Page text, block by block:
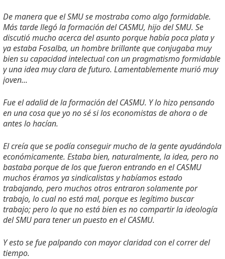
De manera que el SMU se mostraba como algo formidable.
Más tarde llegó la formación del CASMU, hijo del SMU. Se
discutió mucho acerca del asunto porque había poca plata y
ya estaba Fosalba, un hombre brillante que conjugaba muy
bien su capacidad intelectual con un pragmatismo formidable
y una idea muy clara de futuro. Lamentablemente murió muy
joven...
Fue el adalid de la formación del CASMU. Y lo hizo pensando
en una cosa que yo no sé si los economistas de ahora o de
antes lo hacían.
El creía que se podía conseguir mucho de la gente ayudándola
económicamente. Estaba bien, naturalmente, la idea, pero no
bastaba porque de los que fueron entrando en el CASMU
muchos éramos ya sindicalistas y habíamos estado
trabajando, pero muchos otros entraron solamente por
trabajo, lo cual no está mal, porque es legítimo buscar
trabajo; pero lo que no está bien es no compartir la ideología
del SMU para tener un puesto en el CASMU.
Y esto se fue palpando con mayor claridad con el correr del
tiempo.